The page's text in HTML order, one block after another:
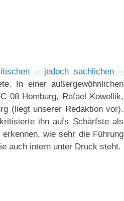
– jedoch sachlichen –
In einer außergewöhnlichen
08 Homburg, Rafael Kowollik,
(liegt unserer Redaktion vor).
ihn aufs Schärfste als
wie sehr die Führung
auch intern unter Druck steht.